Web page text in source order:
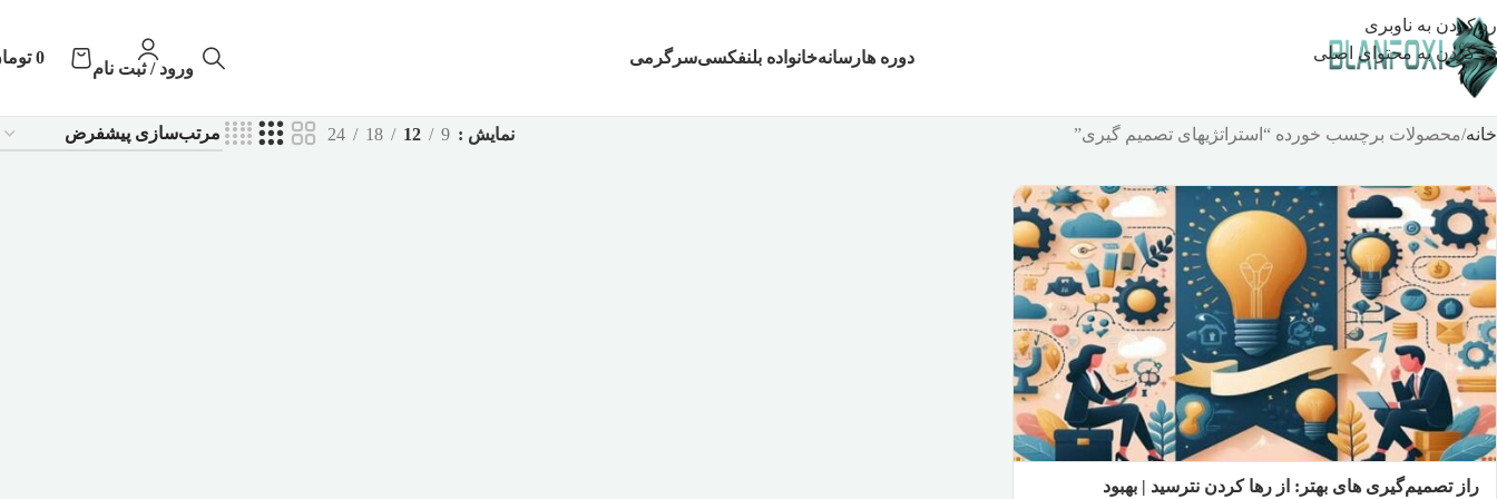
رد کردن به ناوبری
رد کردن به محتوای اصلی
دوره هارسانهخانواده بلنفکسیسرگرمی
ورود / ثبت نام
0
خانه محصولات برچسب خورده “استراتژیهای تصمیم گیری” نمایش 9
12
18
24
راز تصمیم‌گیری‌ های بهتر: از رها کردن نترسید | بهبود